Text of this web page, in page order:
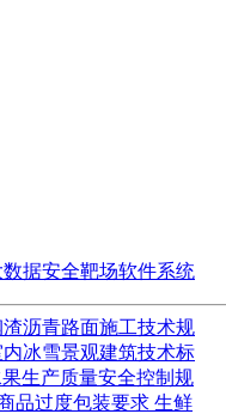
数据安全靶场软件系统
渣沥青路面施工技术规
内冰雪景观建筑技术标
果生产质量安全控制规
品过度包装要求 生鲜